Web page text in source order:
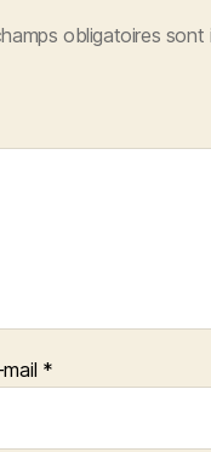
obligatoires sont
*